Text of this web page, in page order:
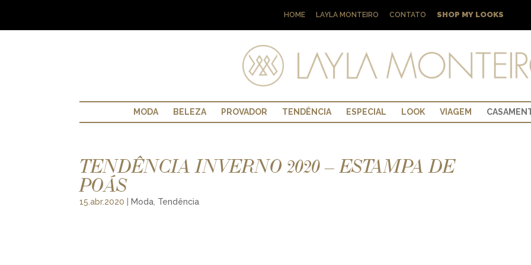
HOME LAYLA MONTEIRO CONTATO SHOP MY LOOKS
MODA BELEZA PROVADOR TENDÊNCIA ESPECIAL LOOK VIAGEM
TENDÊNCIA INVERNO 2020 – ESTAMPA DE
POÁS
15.abr.2020 Moda, Tendência